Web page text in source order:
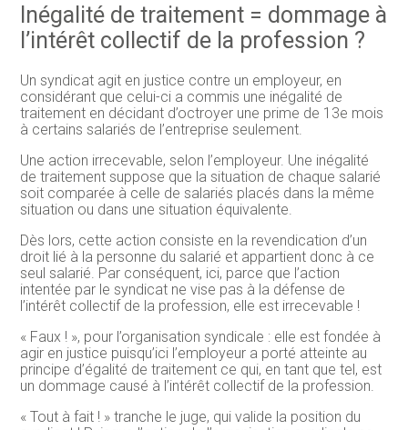
Inégalité de traitement = dommage à
l’intérêt collectif de la profession ?
Un syndicat agit en justice contre un employeur, en
considérant que celui-ci a commis une inégalité de
traitement en décidant d’octroyer une prime de 13e mois
à certains salariés de l’entreprise seulement.
Une action irrecevable, selon l’employeur. Une inégalité
de traitement suppose que la situation de chaque salarié
soit comparée à celle de salariés placés dans la même
situation ou dans une situation équivalente.
Dès lors, cette action consiste en la revendication d’un
droit lié à la personne du salarié et appartient donc à ce
seul salarié. Par conséquent, ici, parce que l’action
intentée par le syndicat ne vise pas à la défense de
l’intérêt collectif de la profession, elle est irrecevable !
« Faux ! », pour l’organisation syndicale : elle est fondée à
agir en justice puisqu’ici l’employeur a porté atteinte au
principe d’égalité de traitement ce qui, en tant que tel, est
un dommage causé à l’intérêt collectif de la profession.
« Tout à fait ! » tranche le juge, qui valide la position du